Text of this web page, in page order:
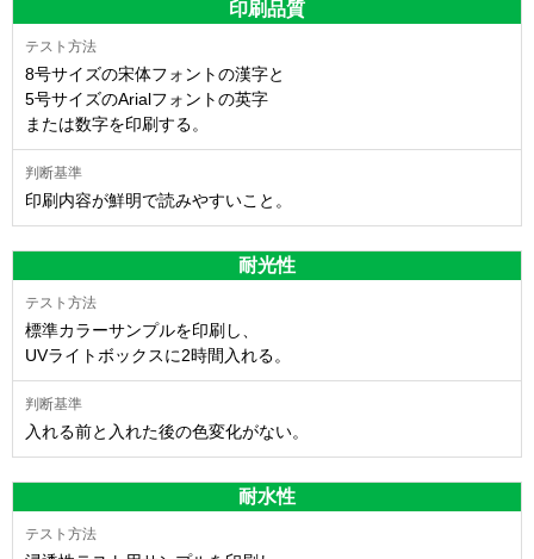
印刷品質
8号サイズの宋体フォントの漢字と
5号サイズのArialフォントの英字
または数字を印刷する。
印刷内容が鮮明で読みやすいこと。
耐光性
標準カラーサンプルを印刷し、
UVライトボックスに2時間入れる。
入れる前と入れた後の色変化がない。
耐水性